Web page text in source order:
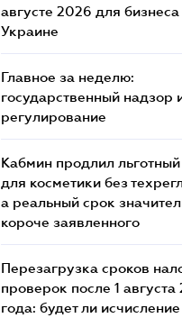
августе 2026 для бизнеса
Украине
Главное за неделю:
государственный надзор
регулирование
Кабмин продлил
для косметики без
а реальный срок
короче заявленного
Перезагрузка сроков
проверок после 1 августа
года: будет ли